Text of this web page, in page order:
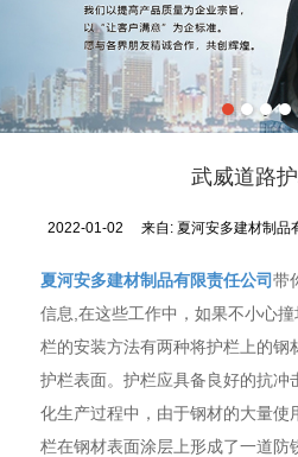
武威道路
2022-01-02 来自: 夏河安多建材制品
夏河安多建材制品有限责任公司带
信息,在这些工作中，如果不小心
栏的安装方法有两种将护栏上的钢
护栏表面。护栏应具备良好的抗冲
化生产过程中，由于钢材的大量使
栏在钢材表面涂层上形成了一道防